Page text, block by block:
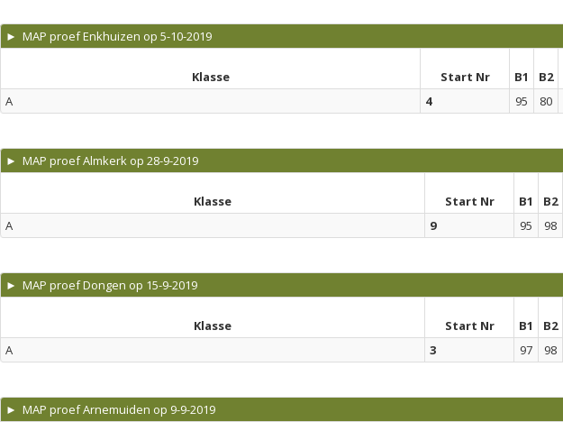
► MAP proef Enkhuizen op 5-10-2019
Klasse Start Nr B1 B2
A
4 95 80
► MAP proef Almkerk op 28-9-2019
Klasse Start Nr B1 B2
A
9 95 98
► MAP proef Dongen op 15-9-2019
Klasse Start Nr B1 B2
A
3 97 98
► MAP proef Arnemuiden op 9-9-2019